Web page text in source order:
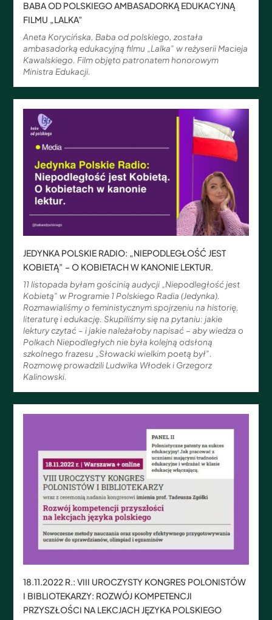
BABA OD POLSKIEGO AMBASADORKĄ EDUKACYJNĄ
FILMU „LALKA”
Aneta Korycińska, Baba od polskiego, została
ambasadorką edukacyjną filmu „Lalka” w reżyserii Macieja
Kawalskiego. Film objęto patronatem honorowym
Ministra Edukacji.
JEDYNKA POLSKIE RADIO: „NIEPODLEGŁOŚĆ JEST
KOBIETĄ” – O KOBIETACH W KANONIE LEKTUR.
11 listopada byłam gościnią audycji „Niepodległość jest
Kobietą” w Programie 1 Polskiego Radia (Jedynka).
Rozmawialiśmy o feministycznym spojrzeniu na historię,
literaturę i edukację. Skupiliśmy się na pytaniu: jakie
lektury czytać – i jakie należałoby napisać – aby wiedza o
Polkach Niepodległych nie była kolejną odsłoną
szkolnego frazesu „Słowacki wielkim poetą był”.
Rozmowę prowadzili Ludwika Włodek i Grzegorz
Kalinowski.
18.11.2022 R.: VIII UROCZYSTY KONGRES POLONISTÓW
I BIBLIOTEKARZY: ROZWÓJ KOMPETENCJI
PRZYSZŁOŚCI NA LEKCJACH JĘZYKA POLSKIEGO